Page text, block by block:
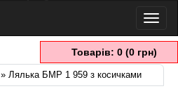
Товарів: 0 (0 грн)
» Лялька БМР 1 959 з косичками